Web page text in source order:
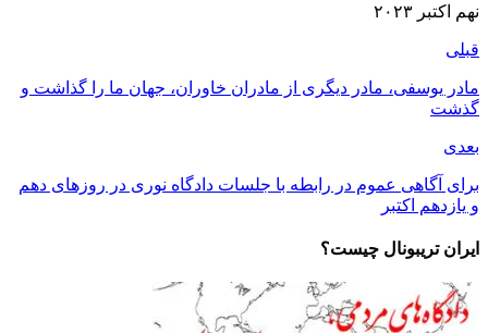
نهم اکتبر ٢٠٢٣
قبلی
مادر یوسفی، مادر دیگری از مادران خاوران، جهان ما را گذاشت و
گذشت
بعدی
برای آگاهی عموم در رابطه با جلسات دادگاه نوری در روزهای دهم
و یازدهم اکتبر
ایران تریبونال چیست؟